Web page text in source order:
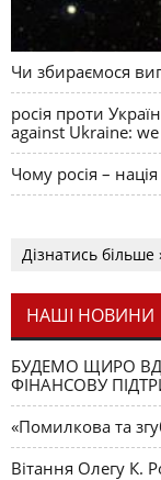
Чи збираємося
росія проти
against Ukraine:
Чому росія –
Дізнатись більше
НАШІ НОВИНИ
БУДЕМО ЩИРО
ФІНАНСОВУ
«Помилкова та
Вітання Олегу К.